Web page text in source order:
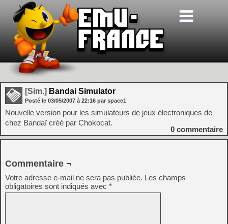
[Sim.] Bandai Simulator
Posté le 03/05/2007 à 22:16 par space1
Nouvelle version pour les simulateurs de jeux électroniques de
chez Bandaï créé par Chokocat.
0 commentaire
Commentaire ¬
Votre adresse e-mail ne sera pas publiée. Les champs
obligatoires sont indiqués avec *